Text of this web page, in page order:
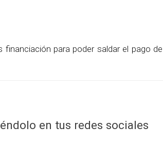
para poder saldar el pago de
en tus redes sociales